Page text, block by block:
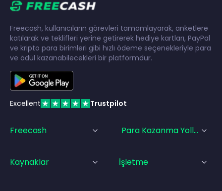
Freecash, kullanıcıların görevleri tamamlayarak, anketlere
katılarak ve teklifleri yerine getirerek hediye kartları, PayPal
ve kripto para birimleri gibi hızlı ödeme seçenekleriyle para
ve ödül kazanabilecekleri bir platformdur.
Excellent Trustpilot
Freecash Para Kazanma Yolları
Kaynaklar İşletme